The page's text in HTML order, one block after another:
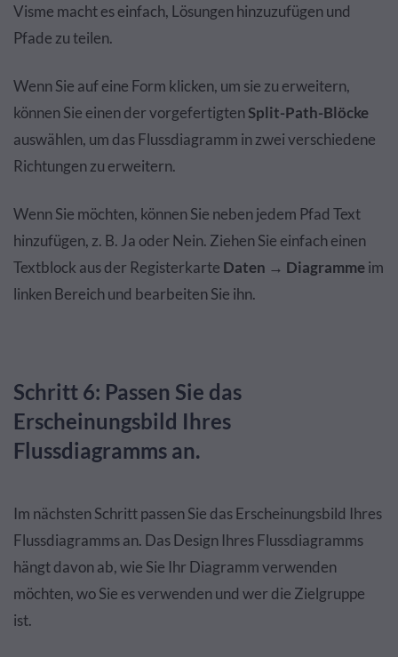
Visme macht es einfach, Lösungen hinzuzufügen und
Pfade zu teilen.
Wenn Sie auf eine Form klicken, um sie zu erweitern,
können Sie einen der vorgefertigtenSplit-Path-Blöcke
auswählen, um das Flussdiagramm in zwei verschiedene
Richtungen zu erweitern.
Wenn Sie möchten, können Sie neben jedem Pfad Text
hinzufügen, z. B. Ja oder Nein. Ziehen Sie einfach einen
Textblock aus der Registerkarte Daten → Diagrammeim
linken Bereich und bearbeiten Sie ihn.
Schritt 6: Passen Sie das
Erscheinungsbild Ihres
Flussdiagramms an.
Im nächsten Schritt passen Sie das Erscheinungsbild Ihres
Flussdiagramms an. Das Design Ihres Flussdiagramms
hängt davon ab, wie Sie Ihr Diagramm verwenden
möchten, wo Sie es verwenden und wer die Zielgruppe
ist.